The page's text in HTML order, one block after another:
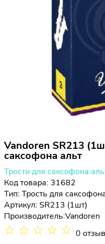
Vandoren SR213
саксофона альт
Трости для саксофона
Код товара: 31682
Тип: Трость для
Артикул: SR213 (1шт)
Производитель:Vandoren
☆ ☆ ☆ ☆ ☆ 0